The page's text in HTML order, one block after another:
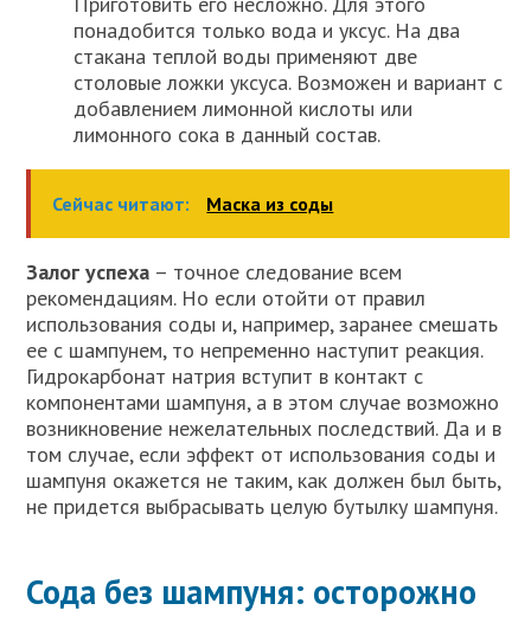
понадобится только вода и уксус. На два
стакана теплой воды применяют две
столовые ложки уксуса. Возможен и вариант с
добавлением лимонной кислоты или
лимонного сока в данный состав.
Сейчас читают: Маска из соды
Залог успеха – точное следование всем
рекомендациям. Но если отойти от правил
использования соды и, например, заранее смешать
ее с шампунем, то непременно наступит реакция.
Гидрокарбонат натрия вступит в контакт с
компонентами шампуня, а в этом случае возможно
возникновение нежелательных последствий. Да и в
том случае, если эффект от использования соды и
шампуня окажется не таким, как должен был быть,
не придется выбрасывать целую бутылку шампуня.
Сода без шампуня: осторожно